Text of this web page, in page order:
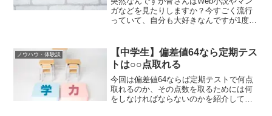
ガなどを見たりしますか？今すごく流行
っていて、自分も大好きなんですが1度は
のようになれるチャンスがあります。も
ちろんマンガみたいに...
ノウハウ・体験談
【中学生】偏差値64なら定期テス
トは○○点取れる
今回は偏差値64ならば定期テストで何点
取れるのか、その点数を取るためには何
をしなければならないのかを紹介してい